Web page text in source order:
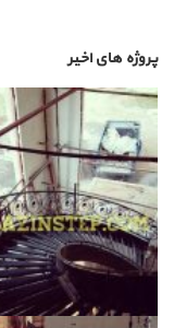
پروژه های اخیر